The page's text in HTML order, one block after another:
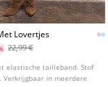
Lovertjes
22,99 €
elastische tailleband. Stof
Verkrijgbaar in meerdere